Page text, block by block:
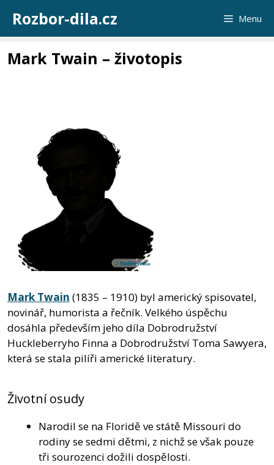
obsah
Rozbor-dila.cz Menu
Mark Twain – životopis
Mark Twain (1835 – 1910) byl americký spisovatel,
novinář, humorista a řečník. Velkého úspěchu
dosáhla především jeho díla Dobrodružství
Huckleberryho Finna a Dobrodružství Toma Sawyera,
která se stala pilíři americké literatury.
Životní osudy
Narodil se na Floridě ve státě Missouri do
rodiny se sedmi dětmi, z nichž se však pouze
tři sourozenci dožili dospělosti.